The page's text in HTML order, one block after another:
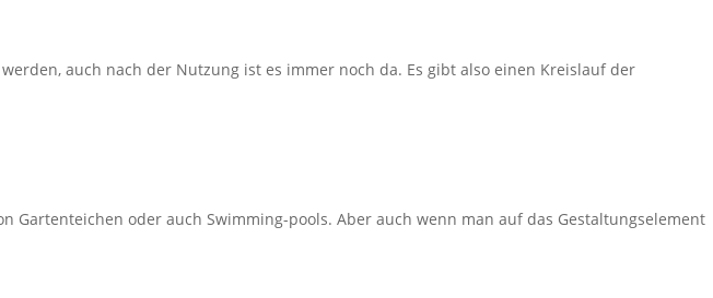
auch nach der Nutzung ist es immer noch da. Es gibt also einen Kreislauf der
Gartenteichen oder auch Swimming-pools. Aber auch wenn man auf das Gestaltungselement